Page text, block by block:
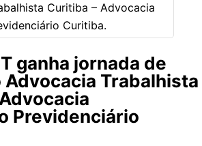
ganha jornada de
Advocacia Trabalhista
Previdenciário